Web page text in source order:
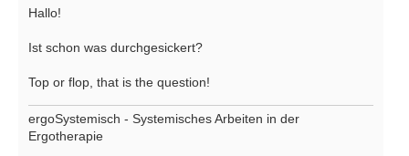
Hallo!
Ist schon was durchgesickert?
Top or flop, that is the question!
ergoSystemisch - Systemisches Arbeiten in der
Ergotherapie